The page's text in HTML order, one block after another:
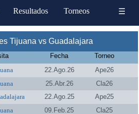
Resultados Torneos ☰
Tijuana vs Guadalajara
Fecha
Torneo
22.Ago.26
Ape26
25.Abr.26
Cla26
22.Ago.25
Ape25
09.Feb.25
Cla25